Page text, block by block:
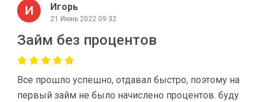
Игорь
21 Июнь 2022 09:32
Займ без процентов
Все прошло успешно, отдавал быстро, поэтому на
первый займ не было начислено процентов. буду